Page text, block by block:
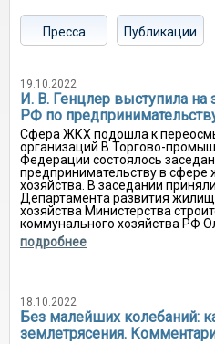
Пресса Публикации
19.10.2022
И. В. Генцлер выступила
РФ по
Сфера ЖКХ подошла к
организаций В Торгово-
Федерации состоялось
предпринимательству в
хозяйства. В заседании
Департамента развития
хозяйства Министерства
коммунального хозяйства РФ
подробнее
18.10.2022
Без малейших колебаний:
землетрясения.